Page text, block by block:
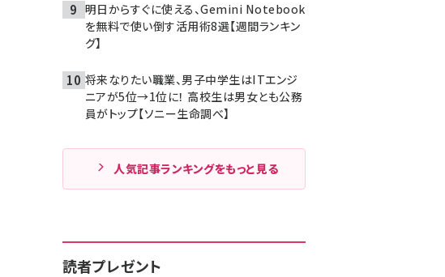
明日からすぐに使える、Gemini Notebook
を無料で使い倒す活用術8選【週間ランキン
グ】
将来なりたい職業、男子中学生はITエンジ
ニアが5位→1位に！ 高校生は男女とも公務
員がトップ【ソニー生命調べ】
人気記事ランキングをもっと見る
読者プレゼント